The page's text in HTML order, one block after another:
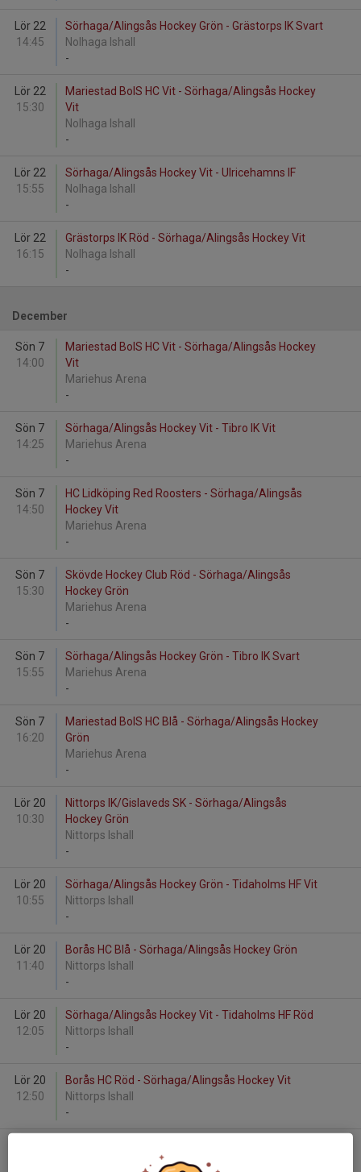
Lör 22
14:45
Sörhaga/Alingsås Hockey Grön - Grästorps IK Svart
Nolhaga Ishall
-
Lör 22
15:30
Mariestad BoIS HC Vit - Sörhaga/Alingsås Hockey
Vit
Nolhaga Ishall
-
Lör 22
15:55
Sörhaga/Alingsås Hockey Vit - Ulricehamns IF
Nolhaga Ishall
-
Lör 22
16:15
Grästorps IK Röd - Sörhaga/Alingsås Hockey Vit
Nolhaga Ishall
-
December
Sön 7
14:00
Mariestad BoIS HC Vit - Sörhaga/Alingsås Hockey
Vit
Mariehus Arena
-
Sön 7
14:25
Sörhaga/Alingsås Hockey Vit - Tibro IK Vit
Mariehus Arena
-
Sön 7
14:50
HC Lidköping Red Roosters - Sörhaga/Alingsås
Hockey Vit
Mariehus Arena
-
Sön 7
15:30
Skövde Hockey Club Röd - Sörhaga/Alingsås
Hockey Grön
Mariehus Arena
-
Sön 7
15:55
Sörhaga/Alingsås Hockey Grön - Tibro IK Svart
Mariehus Arena
-
Sön 7
16:20
Mariestad BoIS HC Blå - Sörhaga/Alingsås Hockey
Grön
Mariehus Arena
-
Lör 20
10:30
Nittorps IK/Gislaveds SK - Sörhaga/Alingsås
Hockey Grön
Nittorps Ishall
-
Lör 20
10:55
Sörhaga/Alingsås Hockey Grön - Tidaholms HF Vit
Nittorps Ishall
-
Lör 20
11:40
Borås HC Blå - Sörhaga/Alingsås Hockey Grön
Nittorps Ishall
-
Lör 20
12:05
Sörhaga/Alingsås Hockey Vit - Tidaholms HF Röd
Nittorps Ishall
-
Lör 20
12:50
Borås HC Röd - Sörhaga/Alingsås Hockey Vit
Nittorps Ishall
-